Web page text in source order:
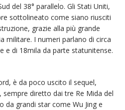
del 38° parallelo. Gli Stati Uniti,
sottolineato come siano riusciti
grazie alla più grande
militare. I numeri parlano di circa
e di 18mila da parte statunitense.
è da poco uscito il sequel,
diretto dai tre Re Mida del
da grandi star come Wu Jing e